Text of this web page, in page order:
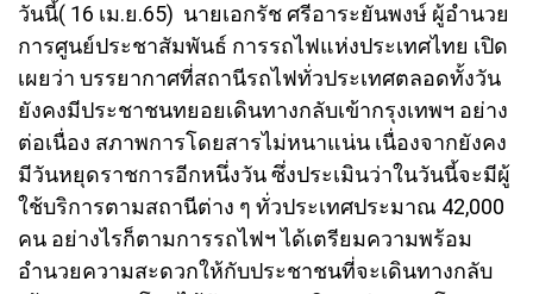
วันนี้( 16 เม.ย.65) นายเอกรัช ศรีอาระยันพงษ์ ผู้อำนวย
การศูนย์ประชาสัมพันธ์ การรถไฟแห่งประเทศไทย เปิด
เผยว่า บรรยากาศที่สถานีรถไฟทั่วประเทศตลอดทั้งวัน
ยังคงมีประชาชนทยอยเดินทางกลับเข้ากรุงเทพฯ อย่าง
ต่อเนื่อง สภาพการโดยสารไม่หนาแน่น เนื่องจากยังคง
มีวันหยุดราชการอีกหนึ่งวัน ซึ่งประเมินว่าในวันนี้จะมีผู้
ใช้บริการตามสถานีต่าง ๆ ทั่วประเทศประมาณ 42,000
คน อย่างไรก็ตามการรถไฟฯ ได้เตรียมความพร้อม
อำนวยความสะดวกให้กับประชาชนที่จะเดินทางกลับ